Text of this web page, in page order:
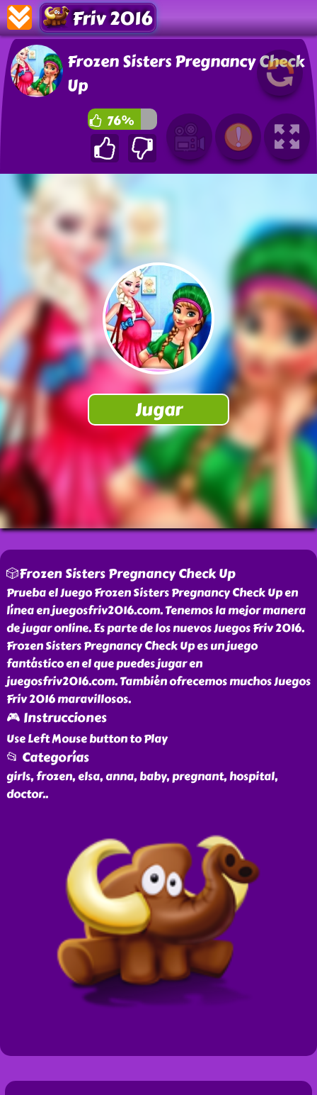
Friv 2016
Frozen Sisters Pregnancy Check
Up
76%
🎲Frozen Sisters Pregnancy Check Up
Prueba el Juego Frozen Sisters Pregnancy Check Up en
línea en juegosfriv2016.com. Tenemos la mejor manera
de jugar online. Es parte de los nuevos Juegos Friv 2016.
Frozen Sisters Pregnancy Check Up es un juego
fantástico en el que puedes jugar en
juegosfriv2016.com. También ofrecemos muchos Juegos
Friv 2016 maravillosos.
🎮 Instrucciones
Use Left Mouse button to Play
📂 Categorías
girls, frozen, elsa, anna, baby, pregnant, hospital,
doctor..